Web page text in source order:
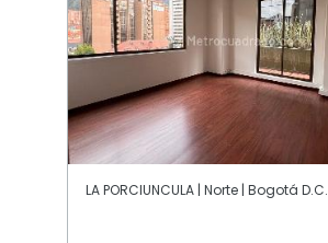
LA PORCIUNCULA | Norte | Bogotá D.C.